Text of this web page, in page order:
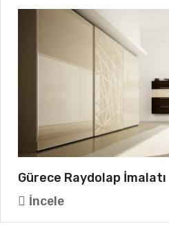
Gürece Raydolap İmalatı
İncele